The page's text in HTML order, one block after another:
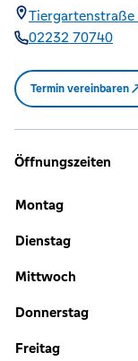
Tiergartenstraße
02232 70740
Termin vereinbaren
Öffnungszeiten
Montag
Dienstag
Mittwoch
Donnerstag
Freitag